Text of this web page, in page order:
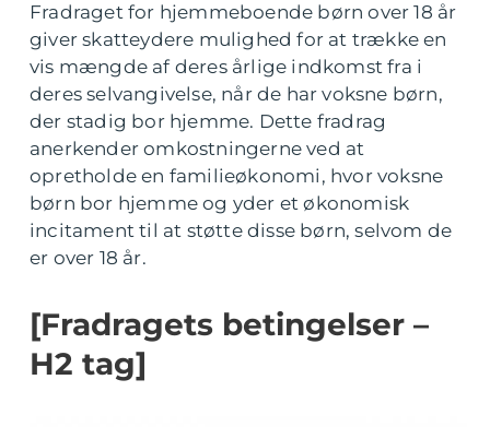
Fradraget for hjemmeboende børn over 18 år
giver skatteydere mulighed for at trække en
vis mængde af deres årlige indkomst fra i
deres selvangivelse, når de har voksne børn,
der stadig bor hjemme. Dette fradrag
anerkender omkostningerne ved at
opretholde en familieøkonomi, hvor voksne
børn bor hjemme og yder et økonomisk
incitament til at støtte disse børn, selvom de
er over 18 år.
[Fradragets betingelser –
H2 tag]